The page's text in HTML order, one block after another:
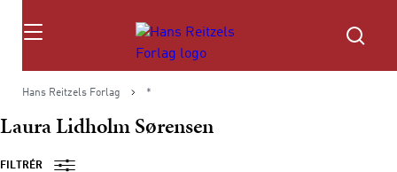
Søg
Hans Reitzels Forlag *
Laura Lidholm Sørensen
FILTRÉR